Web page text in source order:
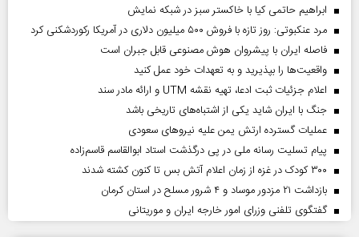
ابراهیم حاتمی کیا با خاکستر سبز در شبکه نمایش
مرد عنکبوتی: روز تازه با فروش ۵۰۰ میلیون دلاری در آمریکا رکوردشکنی کرد
فاصله ایران با پیشرو‌ان هوش مصنوعی قابل جبران است
واقعیت‌ها را بپذیرید و به تعهدات خود عمل کنید
اعلام جزئیات ثبت ادعا، تهیه نقشه UTM و ارائه مادر سند
جنگ با ایران شاید یکی از اشتباه‌های تاریخی باشد
عملیات گسترده ارتش یمن علیه نیروهای سعودی
پیام تسلیت رسانه ملی در پی درگذشت استاد ابوالقاسم قاسم‌زاده
۳۰۰ کودک در غزه از زمان اعلام آتش بس تا کنون کشته شدند
بازداشت ۲۱ مزدور موساد و ۴ شرور مسلح در استان کرمان
گفتگوی تلفنی وزرای امور خارجه ایران و موریتانی